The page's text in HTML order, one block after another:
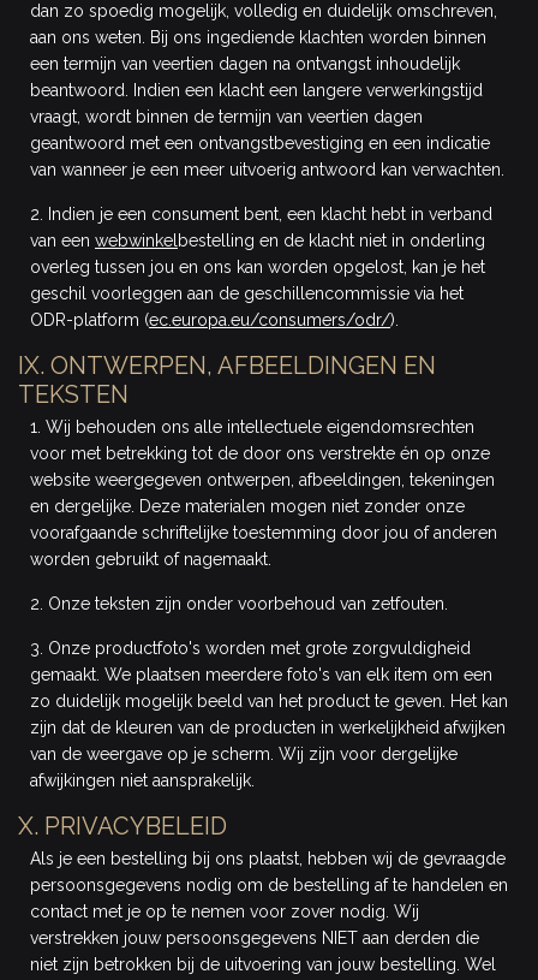
dan zo spoedig mogelijk, volledig en duidelijk omschreven,
aan ons weten. Bij ons ingediende klachten worden binnen
een termijn van veertien dagen na ontvangst inhoudelijk
beantwoord. Indien een klacht een langere verwerkingstijd
vraagt, wordt binnen de termijn van veertien dagen
geantwoord met een ontvangstbevestiging en een indicatie
van wanneer je een meer uitvoerig antwoord kan verwachten.
2. Indien je een consument bent, een klacht hebt in verband
van een webwinkel bestelling en de klacht niet in onderling
overleg tussen jou en ons kan worden opgelost, kan je het
geschil voorleggen aan de geschillencommissie via het
ODR-platform (ec.europa.eu/consumers/odr/).
IX. ONTWERPEN, AFBEELDINGEN EN
TEKSTEN
1. Wij behouden ons alle intellectuele eigendomsrechten
voor met betrekking tot de door ons verstrekte én op onze
website weergegeven ontwerpen, afbeeldingen, tekeningen
en dergelijke. Deze materialen mogen niet zonder onze
voorafgaande schriftelijke toestemming door jou of anderen
worden gebruikt of nagemaakt.
2. Onze teksten zijn onder voorbehoud van zetfouten.
3. Onze productfoto's worden met grote zorgvuldigheid
gemaakt. We plaatsen meerdere foto's van elk item om een
zo duidelijk mogelijk beeld van het product te geven. Het kan
zijn dat de kleuren van de producten in werkelijkheid afwijken
van de weergave op je scherm. Wij zijn voor dergelijke
afwijkingen niet aansprakelijk.
X. PRIVACYBELEID
Als je een bestelling bij ons plaatst, hebben wij de gevraagde
persoonsgegevens nodig om de bestelling af te handelen en
contact met je op te nemen voor zover nodig. Wij
verstrekken jouw persoonsgegevens NIET aan derden die
niet zijn betrokken bij de uitvoering van jouw bestelling. Wel